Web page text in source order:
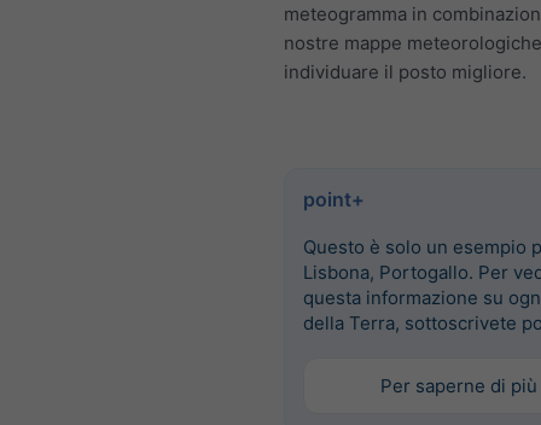
meteogramma in
nostre mappe
individuare il posto migliore.
point+
Questo è solo un esempio
Lisbona, Portogallo. Per
questa informazione su
della Terra, sottoscrivete
Per saperne di più